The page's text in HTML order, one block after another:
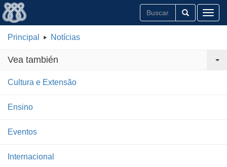
Principal Notícias
Vea también
Cultura e Extensão
Ensino
Eventos
Internacional